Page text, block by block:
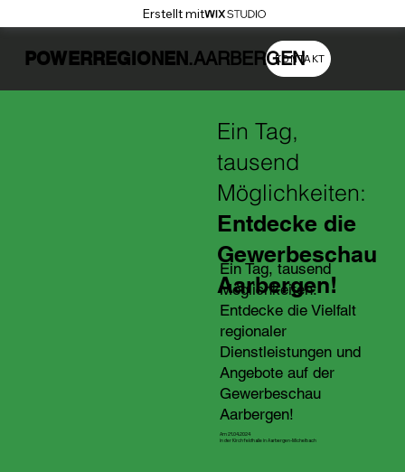
Erstellt mit
KONTAKT
POWERREGIONEN .AARBERGEN
Ein Tag,
tausend
Möglichkeiten:
Entdecke die
Gewerbeschau
Aarbergen!
Ein Tag, tausend
Möglichkeiten:
Entdecke die Vielfalt
regionaler
Dienstleistungen und
Angebote auf der
Gewerbeschau
Aarbergen!
Am 21.04.2024
in der Kirchfeldhalle in Aarbergen-Michelbach